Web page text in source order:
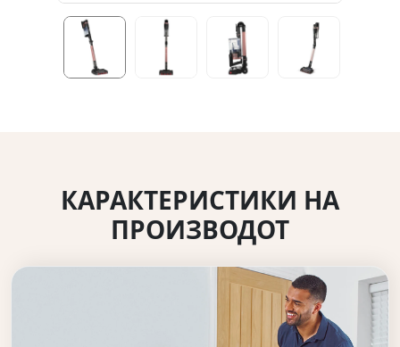
КАРАКТЕРИСТИКИ НА
ПРОИЗВОДОТ